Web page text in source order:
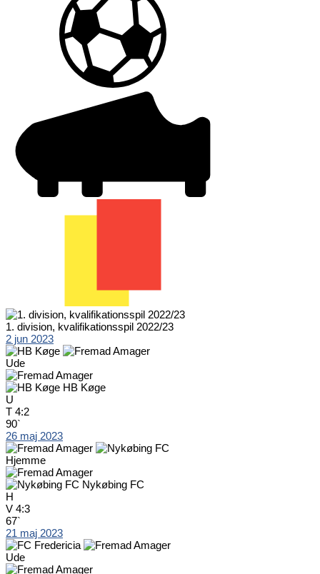
1. division, kvalifikationsspil 2022/23
2 jun 2023
Ude
HB Køge
U
T 4:2
90`
26 maj 2023
Hjemme
Nykøbing FC
H
V 4:3
67`
21 maj 2023
Ude